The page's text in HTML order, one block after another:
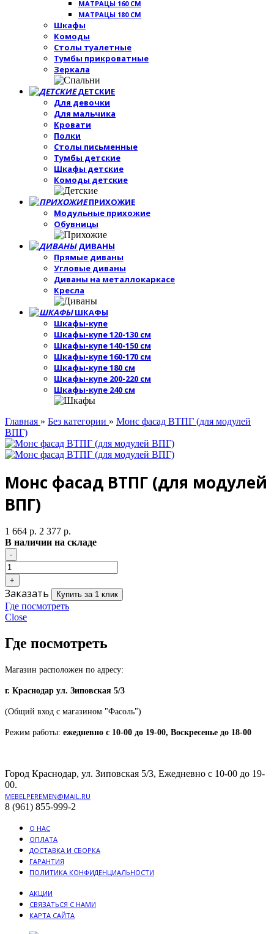
МАТРАЦЫ 160 СМ
МАТРАЦЫ 180 СМ
Шкафы
Комоды
Столы туалетные
Тумбы прикроватные
Зеркала
ДЕТСКИЕ
Для девочки
Для мальчика
Кровати
Полки
Столы письменные
Тумбы детские
Шкафы детские
Комоды детские
ПРИХОЖИЕ
Модульные прихожие
Обувницы
ДИВАНЫ
Прямые диваны
Угловые диваны
Диваны на металлокаркасе
Кресла
ШКАФЫ
Шкафы-купе
Шкафы-купе 120-130 см
Шкафы-купе 140-150 см
Шкафы-купе 160-170 см
Шкафы-купе 180 см
Шкафы-купе 200-220 см
Шкафы-купе 240 см
Главная » Без категории » Монс фасад ВТПГ (для модулей
ВПГ)
Монс фасад ВТПГ (для модулей
ВПГ)
1 664 р. 2 377 р.
В наличии на складе
Заказать Купить за 1 клик
Где посмотреть
Close
Где посмотреть
Магазин расположен по адресу:
г. Краснодар ул. Зиповская 5/3
(Общий вход с магазином "Фасоль")
Режим работы: ежедневно с 10-00 до 19-00, Воскресенье до 18-00
Город Краснодар, ул. Зиповская 5/3, Ежедневно с 10-00 до 19-
00.
MEBELPEREMEN@MAIL.RU
8 (961) 855-999-2
О НАС
ОПЛАТА
ДОСТАВКА И СБОРКА
ГАРАНТИЯ
ПОЛИТИКА КОНФИДЕНЦИАЛЬНОСТИ
АКЦИИ
СВЯЗАТЬСЯ С НАМИ
КАРТА САЙТА